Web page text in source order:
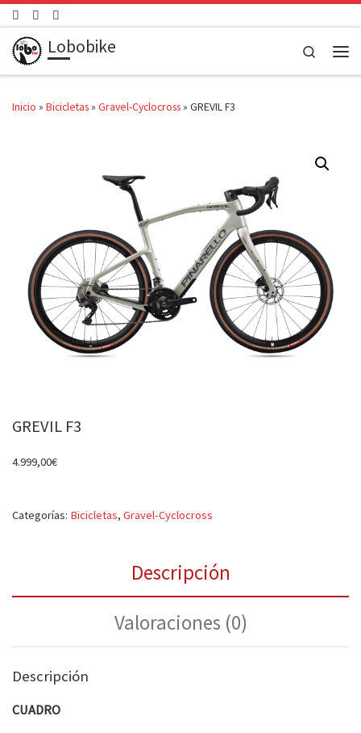
Saltar al contenido
Lobobike
Search
Inicio » Bicicletas» Gravel-Cyclocross» GREVIL F3
GREVIL F3
4.999,00€
Categorías: Bicicletas, Gravel-Cyclocross
Descripción
Valoraciones (0)
Descripción
CUADRO